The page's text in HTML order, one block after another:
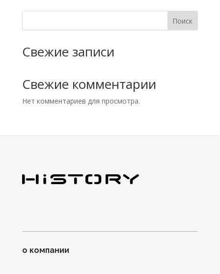
Поиск
Свежие записи
Свежие комментарии
Нет комментариев для просмотра.
о компании